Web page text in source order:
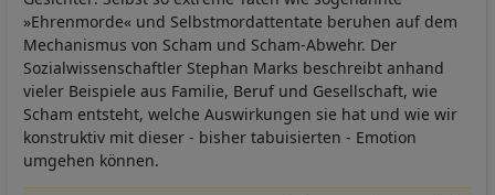
»Ehrenmorde« und Selbstmordattentate beruhen auf dem
Mechanismus von Scham und Scham-Abwehr. Der
Sozialwissenschaftler Stephan Marks beschreibt anhand
vieler Beispiele aus Familie, Beruf und Gesellschaft, wie
Scham entsteht, welche Auswirkungen sie hat und wie wir
konstruktiv mit dieser - bisher tabuisierten - Emotion
umgehen können.